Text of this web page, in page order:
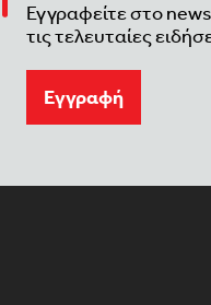
Εγγραφείτε στο
τις τελευταίες
Eγγραφή